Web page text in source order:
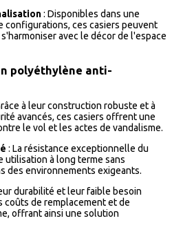
: Disponibles dans une
configurations, ces casiers peuvent
avec le décor de l'espace
polyéthylène anti-
à leur construction robuste et à
avancés, ces casiers offrent une
le vol et les actes de vandalisme.
: La résistance exceptionnelle du
utilisation à long terme sans
des environnements exigeants.
durabilité et leur faible besoin
de remplacement et de
offrant ainsi une solution